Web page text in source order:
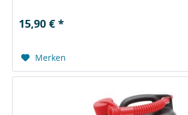
15,90 € *
Merken